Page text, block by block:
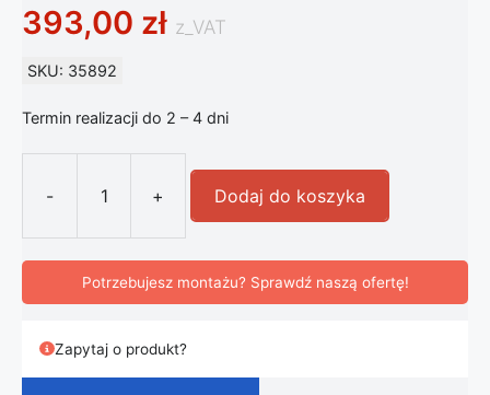
393,00 zł z_VAT
SKU: 35892
Termin realizacji do 2 – 4 dni
-
ilość Lampa wisząca LED
+ Dodaj do koszyka
Potrzebujesz montażu? Sprawdź naszą ofertę!
Zapytaj o produkt?